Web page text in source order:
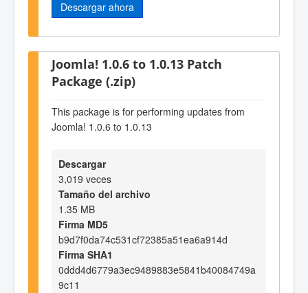
Descargar ahora
Joomla! 1.0.6 to 1.0.13 Patch
Package (.zip)
This package is for performing updates from
Joomla! 1.0.6 to 1.0.13
Descargar
3,019 veces
Tamaño del archivo
1.35 MB
Firma MD5
b9d7f0da74c531cf72385a51ea6a914d
Firma SHA1
0ddd4d6779a3ec9489883e5841b40084749a
9c11